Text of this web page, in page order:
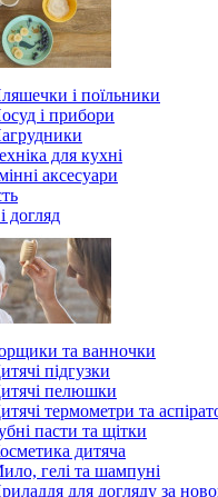
і поїльники
і прибори
для кухні
аксесуари
догляд
та ванночки
підгузки
пелюшки
термометри та
пасти та щітки
дитяча
гелі та шампуні
для догляду за